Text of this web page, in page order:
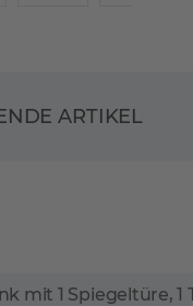
mit 1 Spiegeltüre, 1
ARTIKEL